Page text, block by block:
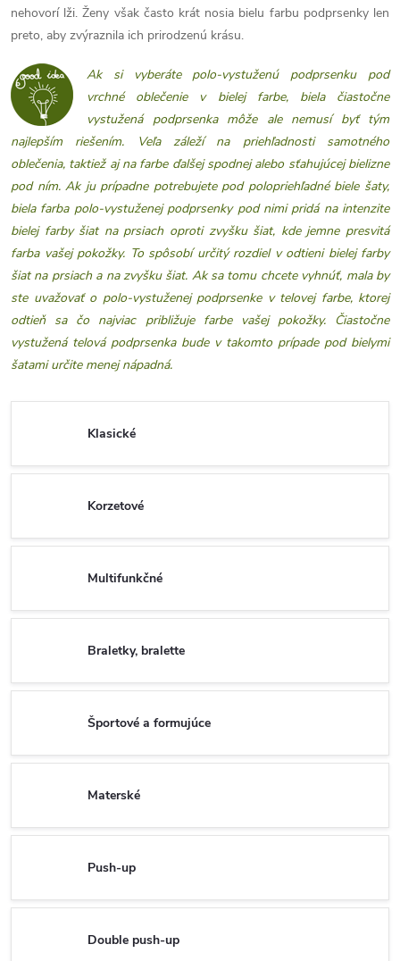
nehovorí lži. Ženy však často krát nosia bielu farbu podprsenky len
preto, aby zvýraznila ich prirodzenú krásu.
Ak si vyberáte polo-vystuženú podprsenku pod
vrchné oblečenie v bielej farbe, biela čiastočne
vystužená podprsenka môže ale nemusí byť tým
najlepším riešením. Veľa záleží na priehľadnosti samotného
oblečenia, taktiež aj na farbe ďalšej spodnej alebo sťahujúcej bielizne
pod ním. Ak ju prípadne potrebujete pod polopriehľadné biele šaty,
biela farba polo-vystuženej podprsenky pod nimi pridá na intenzite
bielej farby šiat na prsiach oproti zvyšku šiat, kde jemne presvitá
farba vašej pokožky. To spôsobí určitý rozdiel v odtieni bielej farby
šiat na prsiach a na zvyšku šiat. Ak sa tomu chcete vyhnúť, mala by
ste uvažovať o polo-vystuženej podprsenke v telovej farbe, ktorej
odtieň sa čo najviac približuje farbe vašej pokožky. Čiastočne
vystužená telová podprsenka bude v takomto prípade pod bielymi
šatami určite menej nápadná.
Klasické
Korzetové
Multifunkčné
Braletky, bralette
Športové a formujúce
Materské
Push-up
Double push-up